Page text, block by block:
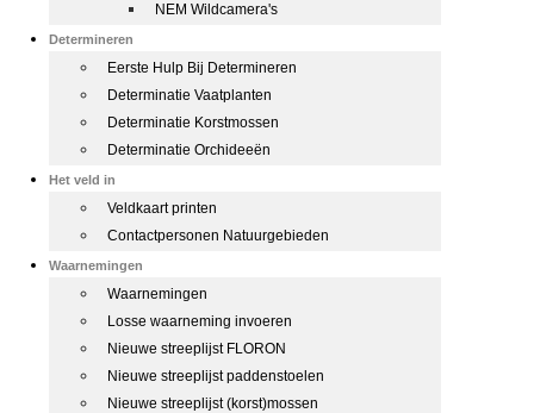
NEM Wildcamera's
Determineren
Eerste Hulp Bij Determineren
Determinatie Vaatplanten
Determinatie Korstmossen
Determinatie Orchideeën
Het veld in
Veldkaart printen
Contactpersonen Natuurgebieden
Waarnemingen
Waarnemingen
Losse waarneming invoeren
Nieuwe streeplijst FLORON
Nieuwe streeplijst paddenstoelen
Nieuwe streeplijst (korst)mossen